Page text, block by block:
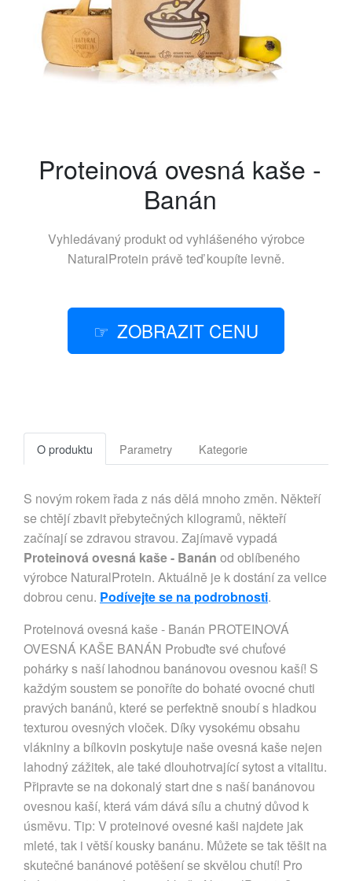
Proteinová ovesná kaše -
Banán
Vyhledávaný produkt od vyhlášeného výrobce
NaturalProtein právě teď koupíte levně.
ZOBRAZIT CENU
O produktu Parametry Kategorie
S novým rokem řada z nás dělá mnoho změn. Někteří
se chtějí zbavit přebytečných kilogramů, někteří
začínají se zdravou stravou. Zajímavě vypadá
Proteinová ovesná kaše - Banán od oblíbeného
výrobce NaturalProtein. Aktuálně je k dostání za velice
dobrou cenu. Podívejte se na podrobnosti.
Proteinová ovesná kaše - Banán PROTEINOVÁ
OVESNÁ KAŠE BANÁN Probuďte své chuťové
pohárky s naší lahodnou banánovou ovesnou kaší! S
každým soustem se ponoříte do bohaté ovocné chuti
pravých banánů, které se perfektně snoubí s hladkou
texturou ovesných vloček. Díky vysokému obsahu
vlákniny a bílkovin poskytuje naše ovesná kaše nejen
lahodný zážitek, ale také dlouhotrvající sytost a vitalitu.
Připravte se na dokonalý start dne s naší banánovou
ovesnou kaší, která vám dává sílu a chutný důvod k
úsměvu. Tip: V proteinové ovesné kaši najdete jak
mleté, tak i větší kousky banánu. Můžete se tak těšit na
skutečné banánové potěšení se skvělou chutí! Pro